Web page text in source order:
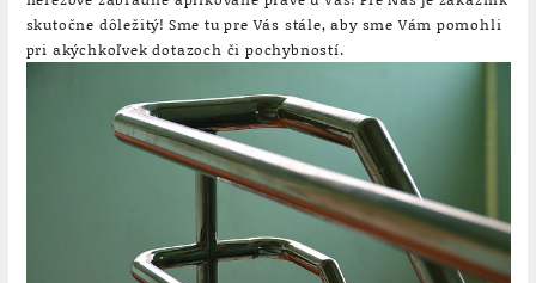
skutočne dôležitý! Sme tu pre Vás stále, aby sme Vám pomohli
pri akýchkoľvek dotazoch či pochybností.